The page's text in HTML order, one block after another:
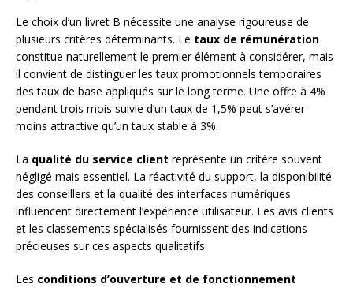
Le choix d’un livret B nécessite une analyse rigoureuse de
plusieurs critères déterminants. Le taux de rémunération
constitue naturellement le premier élément à considérer, mais
il convient de distinguer les taux promotionnels temporaires
des taux de base appliqués sur le long terme. Une offre à 4%
pendant trois mois suivie d’un taux de 1,5% peut s’avérer
moins attractive qu’un taux stable à 3%.
La qualité du service client représente un critère souvent
négligé mais essentiel. La réactivité du support, la disponibilité
des conseillers et la qualité des interfaces numériques
influencent directement l’expérience utilisateur. Les avis clients
et les classements spécialisés fournissent des indications
précieuses sur ces aspects qualitatifs.
Les conditions d’ouverture et de fonctionnement